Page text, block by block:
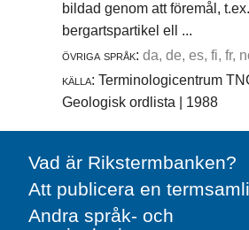
bildad genom att föremål, t.ex.
bergartspartikel ell ...
övriga språk: da, de, es, fi, fr,
källa: Terminologicentrum
Geologisk ordlista | 1988
Vad är Rikstermbanken?
Att publicera en
Andra språk- och